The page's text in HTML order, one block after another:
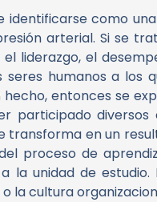
identificarse como
arterial. Si se
liderazgo, el
humanos a los
hecho, entonces se
participado
en un
proceso de
unidad de estudio.
la cultura